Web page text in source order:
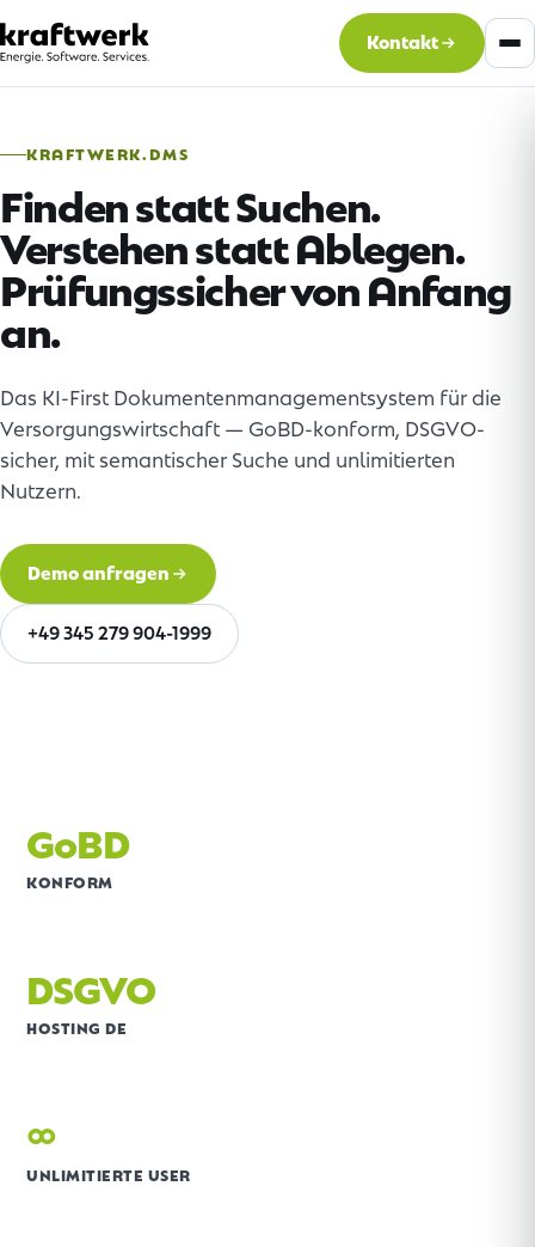
Kontakt
KRAFTWERK.DMS
Finden statt Suchen.
Verstehen statt Ablegen.
Prüfungssicher von Anfang
an.
Das KI-First Dokumentenmanagementsystem für die
Versorgungswirtschaft — GoBD-konform, DSGVO-
sicher, mit semantischer Suche und unlimitierten
Nutzern.
Demo anfragen
+49 345 279 904-1999
GoBD
KONFORM
DSGVO
HOSTING DE
∞
UNLIMITIERTE USER